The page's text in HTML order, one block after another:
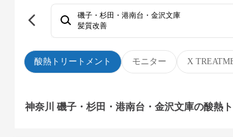
酸熱トリートメント モニター X
磯子・杉田・港南台・金沢文庫
髪質改善
神奈川 磯子・杉田・港南台・金沢文庫の酸熱